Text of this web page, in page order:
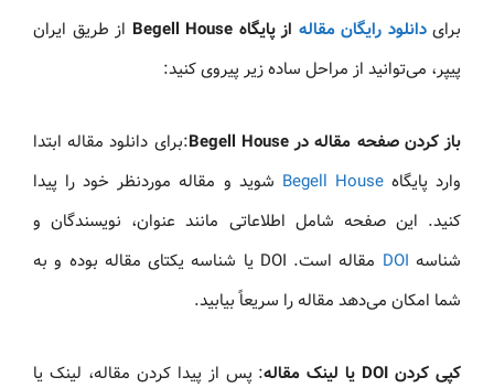
برایدانلود رایگان مقاله از پایگاه Begell House
از طریق ایران
پیپر، می‌توانید از مراحل ساده زیر پیروی کنید:
باز کردن صفحه مقاله در Begell House
:برای دانلود مقاله ابتدا
وارد پایگاه Begell House
شوید و مقاله موردنظر خود را پیدا
کنید. این صفحه شامل اطلاعاتی مانند عنوان، نویسندگان و
شناسه DOI
مقاله است. DOI یا شناسه یکتای مقاله بوده و به
شما امکان می‌دهد مقاله را سریعاً بیابید.
کپی کردن DOI یا لینک مقاله
: پس از پیدا کردن مقاله، لینک یا